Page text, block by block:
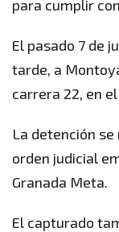
para cumplir
El pasado 7 de
tarde, a
carrera 22, en
La detención
orden judicial
Granada Meta.
El capturado